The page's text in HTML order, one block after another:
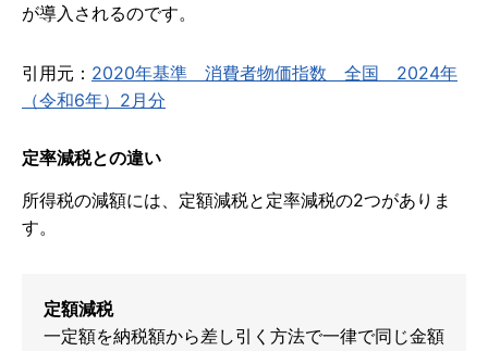
が導入されるのです。
引用元： 2020年基準 消費者物価指数 全国 2024年
（令和6年）2月分
定率減税との違い
所得税の減額には、定額減税と定率減税の2つがありま
す。
定額減税
一定額を納税額から差し引く方法で一律で同じ金額